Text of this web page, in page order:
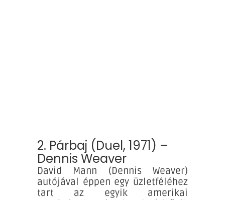
2. Párbaj (Duel, 1971) –
Dennis Weaver
David Mann (Dennis Weaver)
autójával éppen egy üzletféléhez
tart az egyik amerikai